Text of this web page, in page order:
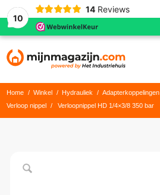
10
14 Reviews
Home / Winkel / Hydrauliek / Adapterkoppelingen
Verloop nippel
/ Verloopnippel HD 1/4×3/8 350 bar